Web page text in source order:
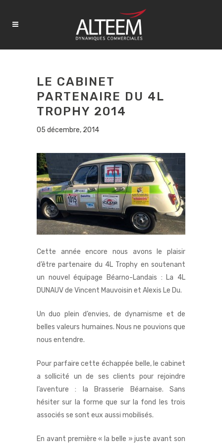
LE CABINET
PARTENAIRE DU 4L
TROPHY 2014
05 décembre, 2014
Cette année encore nous avons le plaisir
d’être partenaire du 4L Trophy en soutenant
un nouvel équipage Béarno-Landais : La 4L
DUNAUV de Vincent Mauvoisin et Alexis Le Du.
Un duo plein d’envies, de dynamisme et de
belles valeurs humaines. Nous ne pouvions que
nous entendre.
Pour parfaire cette échappée belle, le cabinet
a sollicité un de ses clients pour rejoindre
l’aventure : la Brasserie Béarnaise. Sans
hésiter sur la forme que sur la fond les trois
associés se sont eux aussi mobilisés.
En avant première « la belle » juste avant son